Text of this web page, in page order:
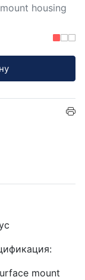
housing
mount